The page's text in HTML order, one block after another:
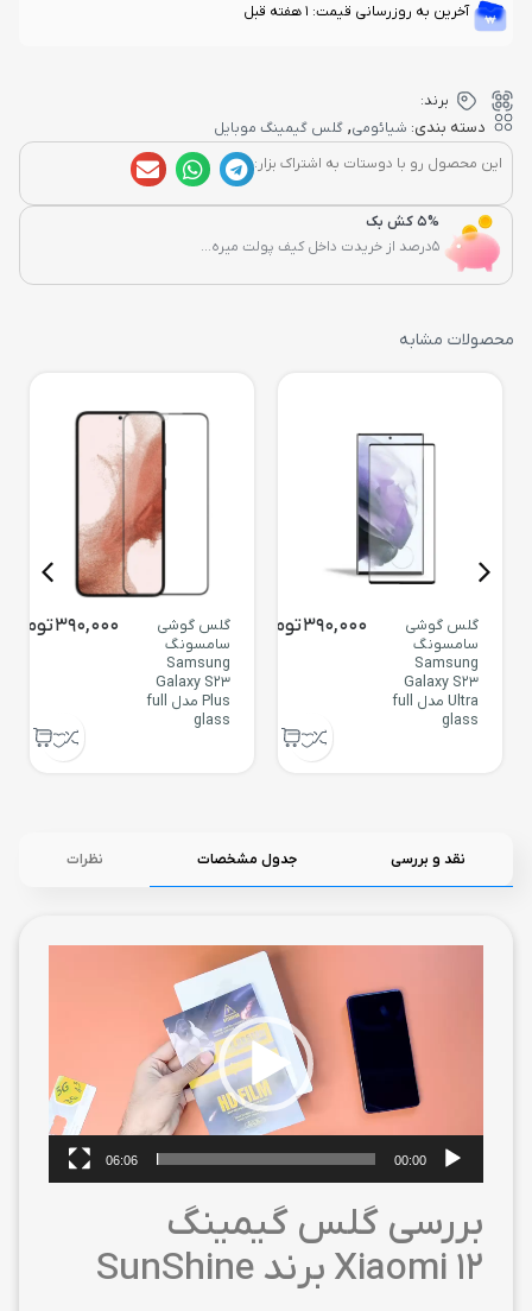
آخرین به روزرسانی قیمت: 1 هفته قبل
برند:
دسته بندی: شیائومی, گلس گیمینگ موبایل
این محصول رو با دوستات به اشتراک بزار:
5% کش بک
5درصد از خریدت داخل کیف پولت میره...
محصولات مشابه
گلس گوشی
سامسونگ
Samsung
Galaxy S23
Ultra مدل full
glass
390,000تومان
گلس گوشی
سامسونگ
Samsung
Galaxy S23
Plus مدل full
glass
390,000تومان
نقد و بررسی جدول مشخصات نظرات
00:00
06:06
بررسی گلس گیمینگ
Xiaomi 12 برند SunShine